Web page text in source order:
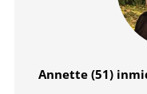
Annette (51)